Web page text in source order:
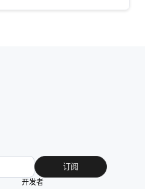
订阅
开发者